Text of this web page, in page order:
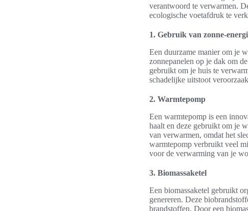
verantwoord te verwarmen.
ecologische voetafdruk te
1. Gebruik van zonne-
Een duurzame manier om je
zonnepanelen op je dak om
gebruikt om je huis te
schadelijke uitstoot
2. Warmtepomp
Een warmtepomp is een
haalt en deze gebruikt om je
van verwarmen, omdat het
warmtepomp verbruikt veel
voor de verwarming van je
3. Biomassaketel
Een biomassaketel gebruikt
genereren. Deze
brandstoffen. Door een